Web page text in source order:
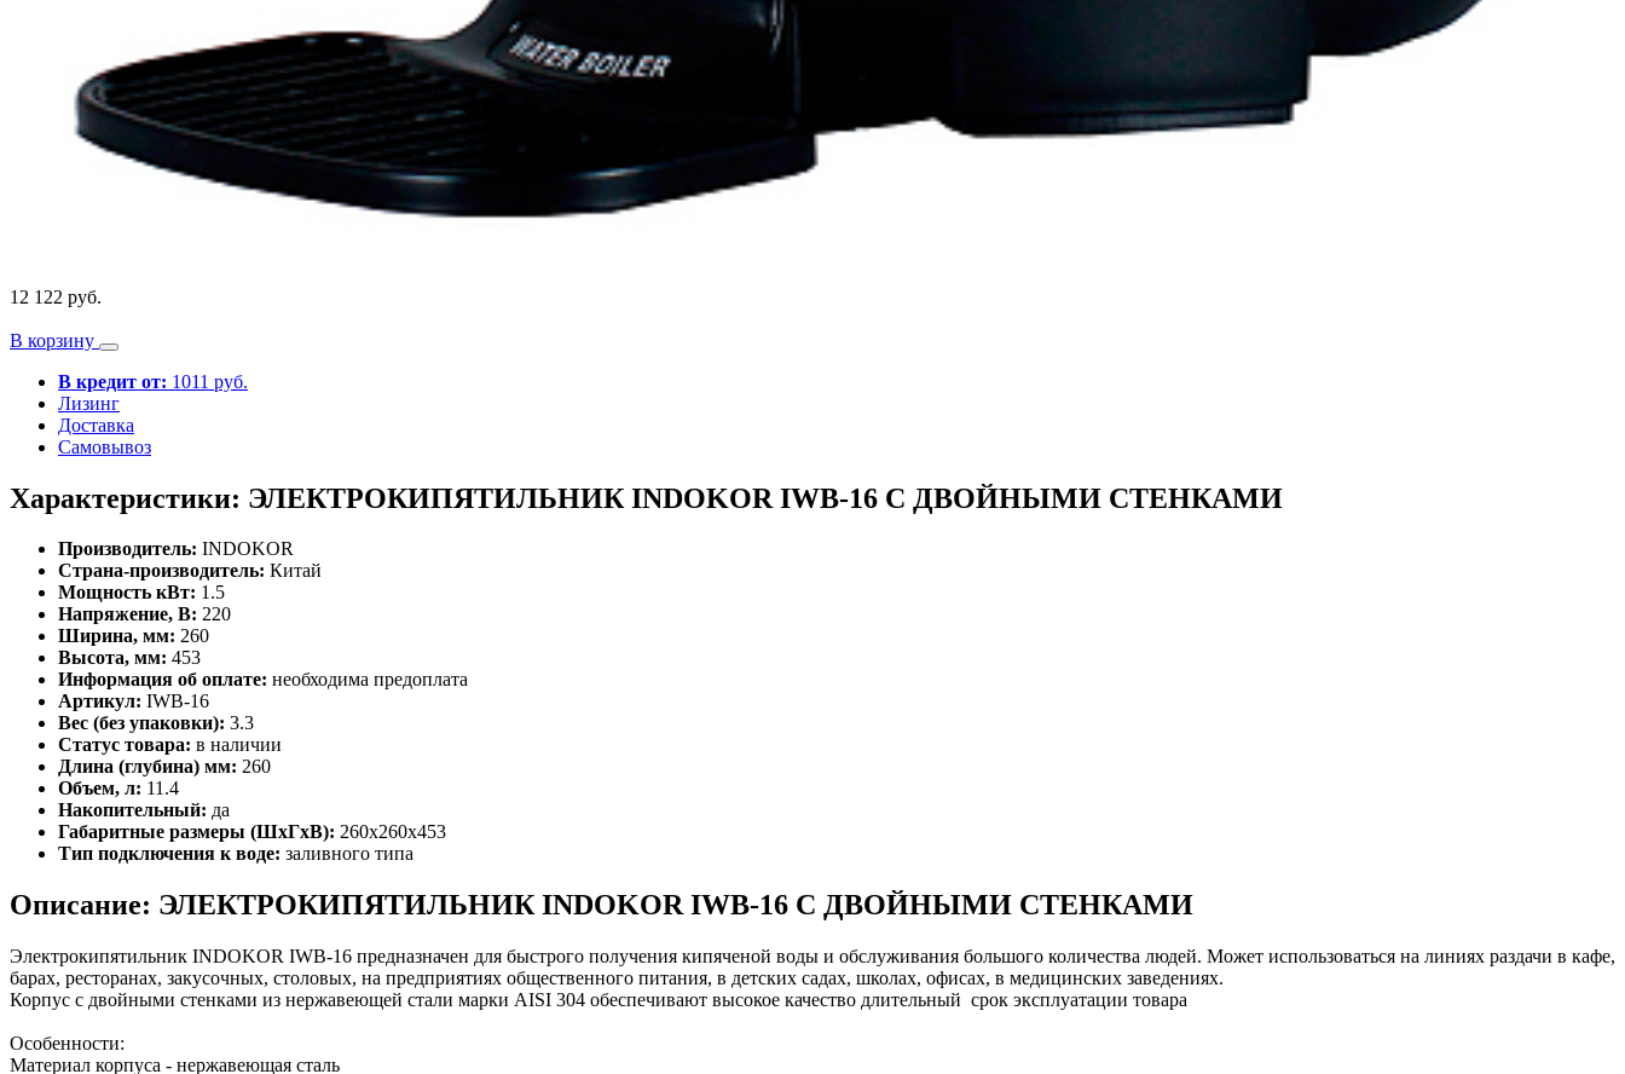
12 122 руб.
В корзину
В кредит от: 1011 руб.
Лизинг
Доставка
Самовывоз
Характеристики: ЭЛЕКТРОКИПЯТИЛЬНИК INDOKOR IWB-16 C ДВОЙНЫМИ СТЕНКАМИ
Производитель: INDOKOR
Страна-производитель: Китай
Мощность кВт: 1.5
Напряжение, В: 220
Ширина, мм: 260
Высота, мм: 453
Информация об оплате: необходима предоплата
Артикул: IWB-16
Вес (без упаковки): 3.3
Статус товара: в наличии
Длина (глубина) мм: 260
Объем, л: 11.4
Накопительный: да
Габаритные размеры (ШхГхВ): 260x260x453
Тип подключения к воде: заливного типа
Описание: ЭЛЕКТРОКИПЯТИЛЬНИК INDOKOR IWB-16 C ДВОЙНЫМИ СТЕНКАМИ
Электрокипятильник INDOKOR IWB-16 предназначен для быстрого получения кипяченой воды и обслуживания большого количества людей. Может использоваться на линиях раздачи в кафе,
барах, ресторанах, закусочных, столовых, на предприятиях общественного питания, в детских садах, школах, офисах, в медицинских заведениях.
Корпус с двойными стенками из нержавеющей стали марки AISI 304 обеспечивают высокое качество длительный срок эксплуатации товара
Особенности:
Материал корпуса - нержавеющая сталь